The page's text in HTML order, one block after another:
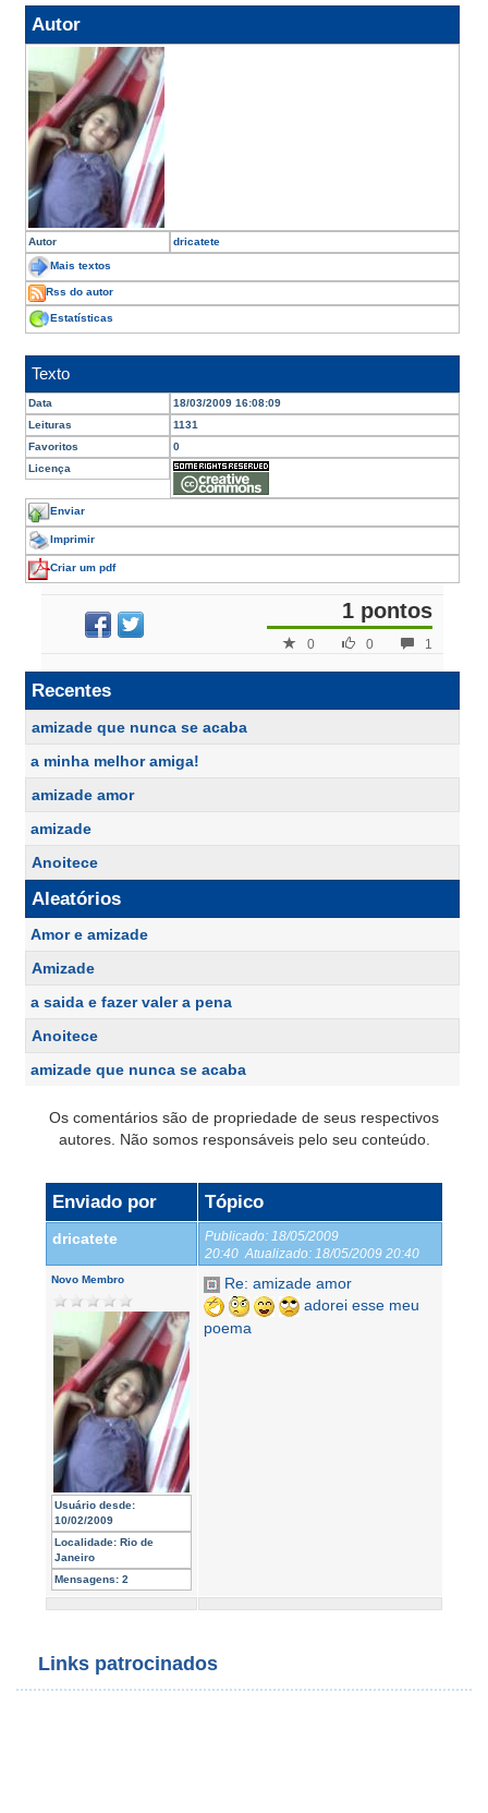
Autor
Autor dricatete
Mais textos
Rss do autor
Estatísticas
Texto
Data
18/03/2009 16:08:09
Leituras
1131
Favoritos
0
Licença
Enviar
Imprimir
Criar um pdf
1 pontos
1
0
0
Recentes
amizade que nunca se acaba
a minha melhor amiga!
amizade amor
amizade
Anoitece
Aleatórios
Amor e amizade
Amizade
a saida e fazer valer a pena
Anoitece
amizade que nunca se acaba
Os comentários são de propriedade de seus respectivos
autores. Não somos responsáveis pelo seu conteúdo.
Enviado por Tópico
dricatete Publicado: 18/05/2009
20:40 Atualizado: 18/05/2009 20:40
Novo Membro
Usuário desde:
10/02/2009
Localidade: Rio de
Janeiro
Mensagens: 2
Re: amizade amor
adorei esse meu
poema
Links patrocinados